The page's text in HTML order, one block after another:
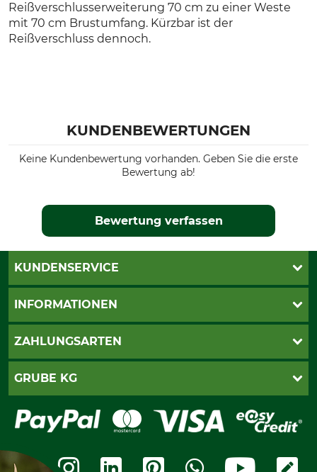
Reißverschlusserweiterung 70 cm zu einer Weste
mit 70 cm Brustumfang. Kürzbar ist der
Reißverschluss dennoch.
KUNDENBEWERTUNGEN
Keine Kundenbewertung vorhanden. Geben Sie die erste
Bewertung ab!
Bewertung verfassen
KUNDENSERVICE
Live-Shopping
Seilwindenprüfung
Cookie-Einstellungen
INFORMATIONEN
AGB
Bestellung widerrufen
Widerrufsformular
ZAHLUNGSARTEN
PayPal
Bankeinzug
Ratenkauf
Vorkasse
GRUBE KG
Leitbild
Karriere
Ladengeschäft